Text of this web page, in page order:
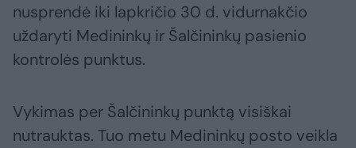
nusprendė iki lapkričio 30 d. vidurnakčio
uždaryti Medininkų ir Šalčininkų pasienio
kontrolės punktus.
Vykimas per Šalčininkų punktą visiškai
nutrauktas. Tuo metu Medininkų posto veikla